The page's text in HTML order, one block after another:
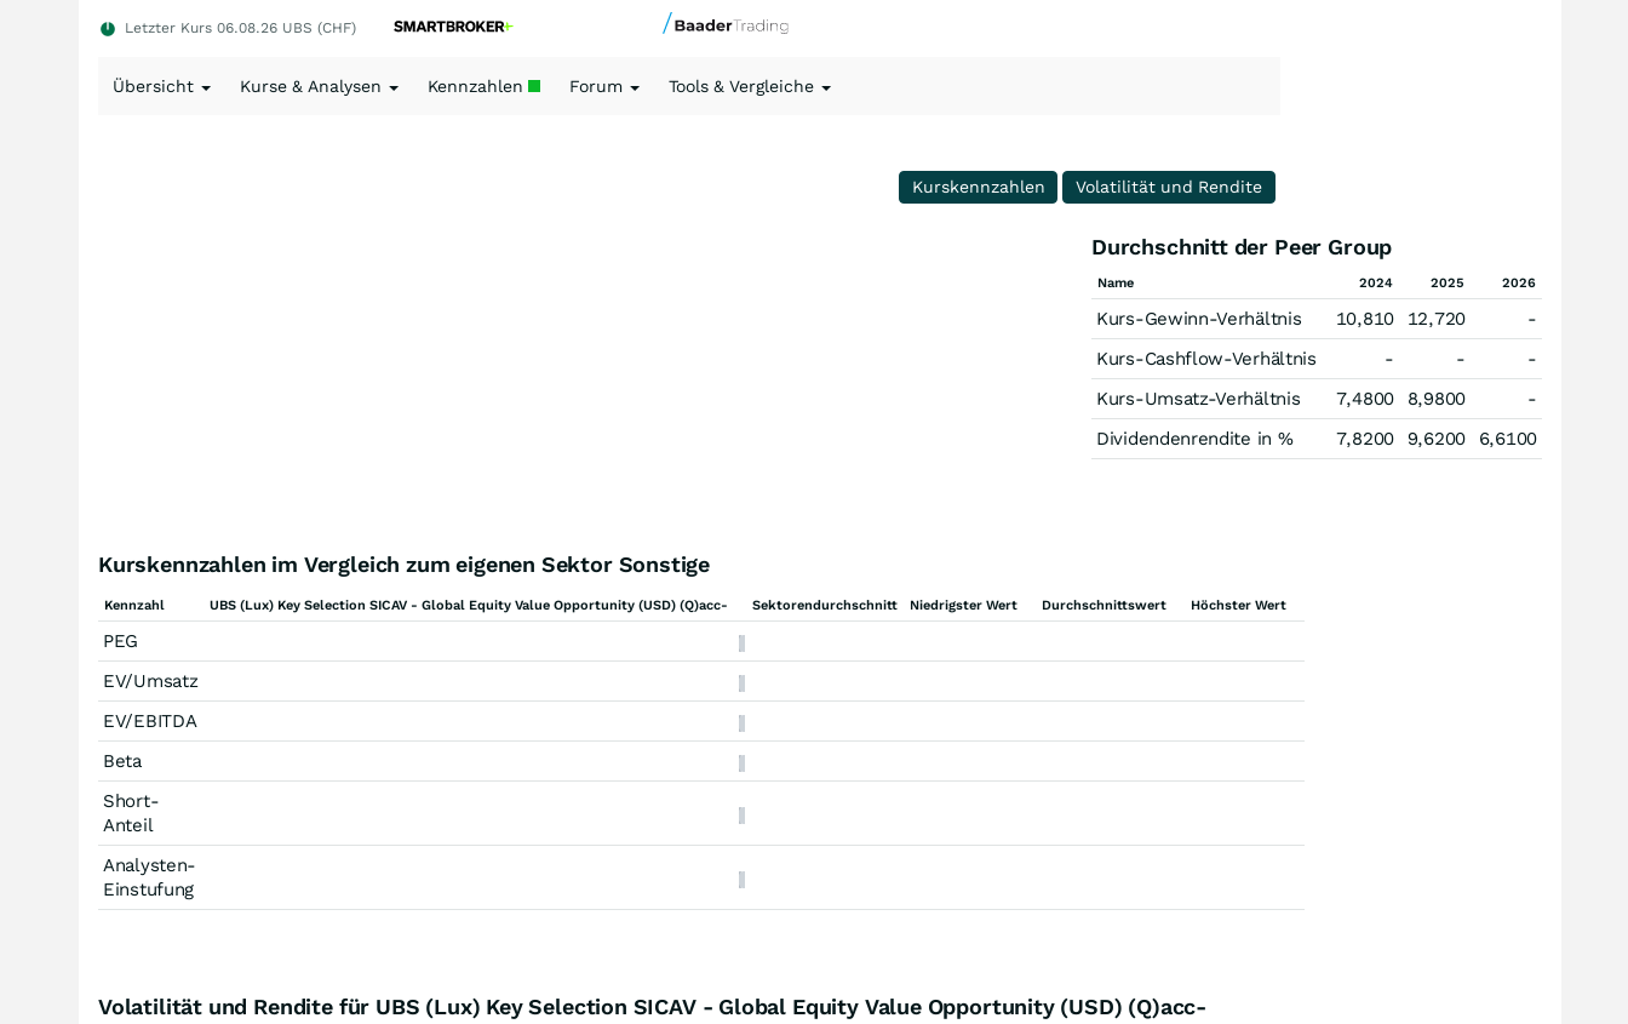
Letzter Kurs 06.08.26 UBS (CHF)
Übersicht Kurse & Analysen Kennzahlen Forum Tools & Vergleiche
Kurskennzahlen Volatilität und Rendite
Durchschnitt der Peer Group
Name 2024 2025 2026
Kurs-Gewinn-Verhältnis 10,810 12,720
-
Kurs-Cashflow-Verhältnis
- -
-
Kurs-Umsatz-Verhältnis
7,4800 8,9800
-
Dividendenrendite in %
7,8200 9,6200 6,6100
Kurskennzahlen im Vergleich zum eigenen Sektor Sonstige
Kennzahl UBS (Lux) Key Selection SICAV - Global Equity Value Opportunity (USD) (Q)acc- Sektorendurchschnitt Niedrigster Wert Durchschnittswert Höchster Wert
PEG
EV/Umsatz
EV/EBITDA
Beta
Short-
Anteil
Analysten-
Einstufung
Volatilität und Rendite für UBS (Lux) Key Selection SICAV - Global Equity Value Opportunity (USD) (Q)acc-